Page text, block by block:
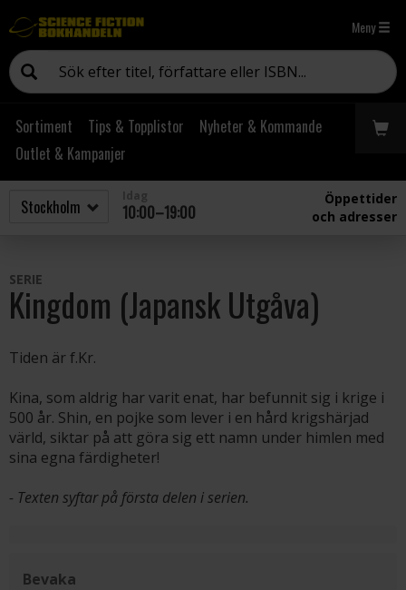
Meny
Sortiment Tips & Topplistor
Nyheter & Kommande
Outlet & Kampanjer
10:00–19:00
Öppettider
och adresser
SERIE
Kingdom (Japansk Utgåva)
Tiden är f.Kr.
Kina, som aldrig har varit enat, har befunnit sig i krige i
500 år. Shin, en pojke som lever i en hård krigshärjad
värld, siktar på att göra sig ett namn under himlen med
sina egna färdigheter!
- Texten syftar på första delen i serien.
Bevaka